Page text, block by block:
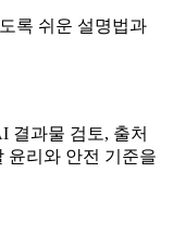
록 쉬운 설명법과
결과물 검토, 출처
윤리와 안전 기준을